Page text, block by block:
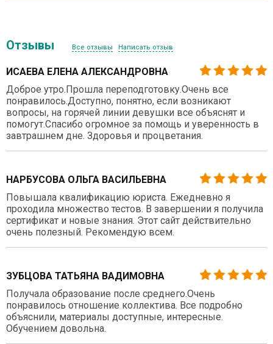
Отзывы Все отзывы Написать отзыв
ИСАЕВА ЕЛЕНА АЛЕКСАНДРОВНА
Доброе утро.Прошла переподготовку.Очень все
понравилось.Доступно, понятно, если возникают
вопросы, на горячей линии девушки все объяснят и
помогут.Спасибо огромное за помощь и уверенность в
завтрашнем дне. Здоровья и процветания.
НАРБУСОВА ОЛЬГА ВАСИЛЬЕВНА
Повышала квалификацию юриста. Ежедневно я
проходила множество тестов. В завершении я получила
сертификат и новые знания. Этот сайт действительно
очень полезный. Рекомендую всем.
ЗУБЦОВА ТАТЬЯНА ВАДИМОВНА
Получала образование после среднего.Очень
понравилось отношение коллектива. Все подробно
объяснили, материалы доступные, интересные.
Обучением довольна.